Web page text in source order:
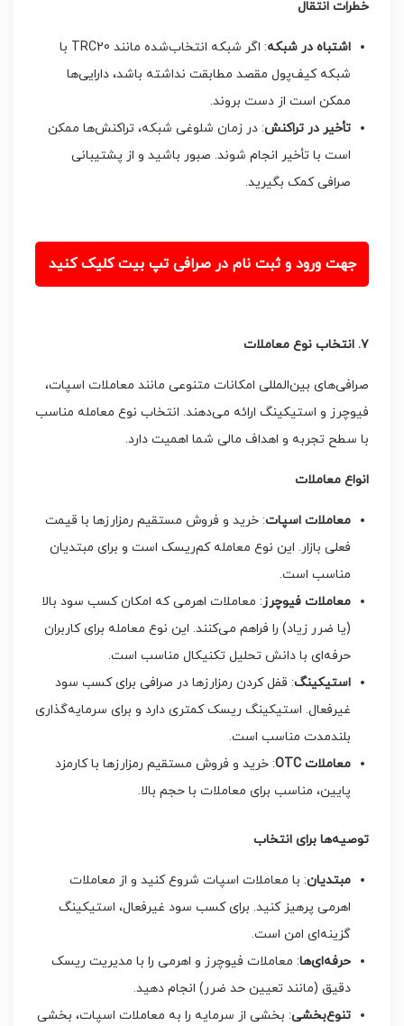
خطرات انتقال
اشتباه در شبکه
: اگر شبکه انتخاب‌شده مانند TRC20 با
شبکه کیف‌پول مقصد مطابقت نداشته باشد، دارایی‌ها
ممکن است از دست بروند.
تأخیر در تراکنش: در زمان شلوغی شبکه، تراکنش‌ها ممکن
است با تأخیر انجام شوند. صبور باشید و از پشتیبانی
صرافی کمک بگیرید.
جهت ورود و ثبت نام در صرافی تپ بیت کلیک کنید
۷. انتخاب نوع معاملات
صرافی‌های بین‌المللی امکانات متنوعی مانند معاملات اسپات،
فیوچرز و استیکینگ ارائه می‌دهند. انتخاب نوع معامله مناسب
با سطح تجربه و اهداف مالی شما اهمیت دارد.
انواع معاملات
معاملات اسپات: خرید و فروش مستقیم رمزارزها با قیمت
فعلی بازار. این نوع معامله کم‌ریسک است و برای مبتدیان
مناسب است.
معاملات فیوچرز: معاملات اهرمی که امکان کسب سود بالا
(یا ضرر زیاد) را فراهم می‌کنند. این نوع معامله برای کاربران
حرفه‌ای با دانش تحلیل تکنیکال مناسب است.
استیکینگ: قفل کردن رمزارزها در صرافی برای کسب سود
غیرفعال. استیکینگ ریسک کمتری دارد و برای سرمایه‌گذاری
بلندمدت مناسب است.
معاملات
: خرید و فروش مستقیم رمزارزها با کارمزد
پایین، مناسب برای معاملات با حجم بالا.
توصیه‌ها برای انتخاب
مبتدیان: با معاملات اسپات شروع کنید و از معاملات
اهرمی پرهیز کنید. برای کسب سود غیرفعال، استیکینگ
گزینه‌ای امن است.
حرفه‌ای‌ها: معاملات فیوچرز و اهرمی را با مدیریت ریسک
دقیق (مانند تعیین حد ضرر) انجام دهید.
تنوع‌بخشی: بخشی از سرمایه را به معاملات اسپات، بخشی